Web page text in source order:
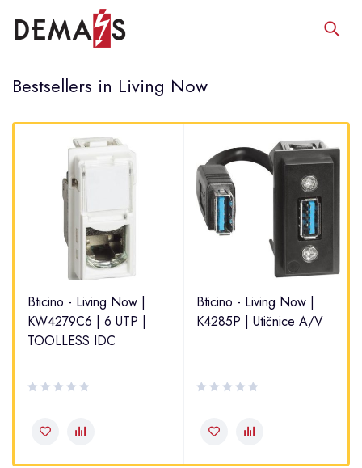
Bestsellers in Living Now
Bticino - Living Now |
KW4279C6 | 6 UTP |
TOOLLESS IDC
Bticino - Living Now |
K4285P | Utičnice A/V